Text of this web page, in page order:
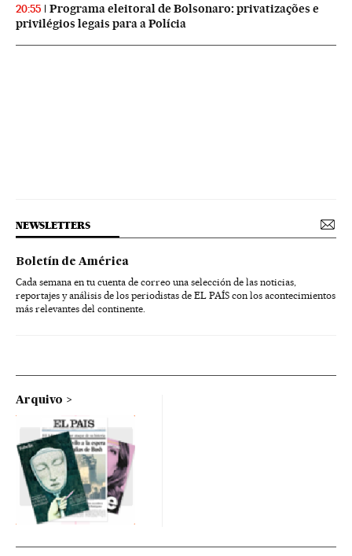
20:55
Programa eleitoral de Bolsonaro: privatizações e
privilégios legais para a Polícia
NEWSLETTERS
Boletín de América
Cada semana en tu cuenta de correo una selección de las noticias,
reportajes y análisis de los periodistas de EL PAÍS con los acontecimientos
más relevantes del continente.
Arquivo